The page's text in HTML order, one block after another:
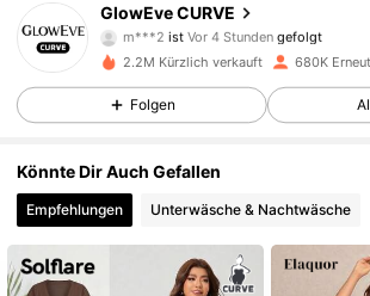
GlowEve CURVE
m***2 ist Vor 4 Stunden gefolgt
ist am Durchsuchen
4,68
301K Follower
4,68
2.2M Kürzlich verkauft 680K
Folgen
Könnte Dir Auch Gefallen
Empfehlungen Unterwäsche & Nachtwäsche